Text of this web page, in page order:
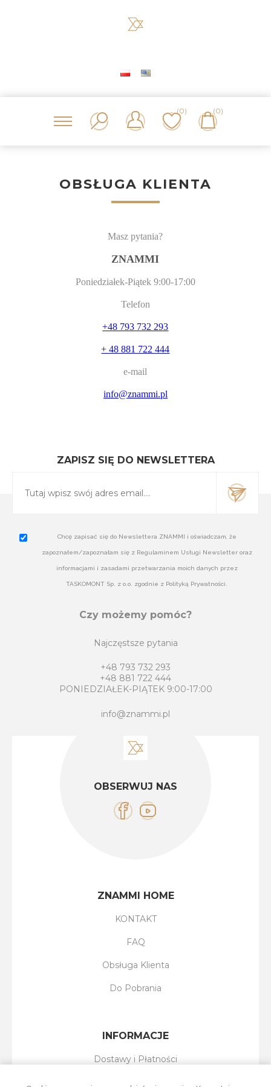
(0) (0)
OBSŁUGA KLIENTA
Masz pytania?
ZNAMMI
Poniedziałek-Piątek 9:00-17:00
Telefon
+48 793 732 293
+ 48 881 722 444
e-mail
info@znammi.pl
ZAPISZ SIĘ DO NEWSLETTERA
Chcę zapisać się do Newslettera ZNAMMI i oświadczam, że
zapoznałem/zapoznałam się z Regulaminem Usługi Newsletter oraz
informacjami i zasadami przetwarzania moich danych przez
TASKOMONT Sp. z o.o. zgodnie z Polityką Prywatności.
Czy możemy pomóc?
Najczęstsze pytania
+48 793 732 293
+48 881 722 444
PONIEDZIAŁEK-PIĄTEK 9:00-17:00
info@znammi.pl
OBSERWUJ NAS
ZNAMMI HOME
KONTAKT
FAQ
Obsługa Klienta
Do Pobrania
INFORMACJE
Dostawy i Płatności